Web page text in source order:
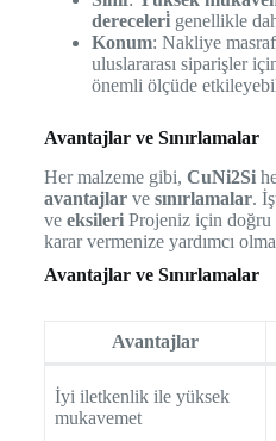
dereceleri̇genellikle
Konum: Nakliye
uluslararası siparişler
önemli ölçüde
Avantajlar ve Sınırlamalar
Her malzeme gibi, CuNi2Si
avantajlarve sınırlamalar.
ve eksileriProjeniz için doğru
karar vermenize yardımcı
Avantajlar ve Sınırlamalar
Avantajlar
İyi iletkenlik ile yüksek
mukavemet